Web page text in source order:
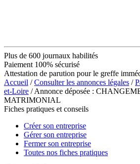
Plus de 600 journaux habilités
Paiement 100% sécurisé
Attestation de parution pour le greffe
Accueil /Consulter les annonces légales /
et-Loire / Annonce déposée :
MATRIMONIAL
Fiches pratiques et conseils
Créer son entreprise
Gérer son entreprise
Fermer son entreprise
Toutes nos fiches pratiques